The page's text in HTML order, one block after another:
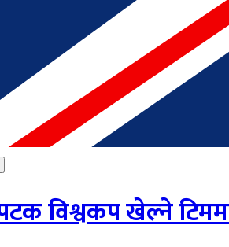
विश्वकप खेल्ने